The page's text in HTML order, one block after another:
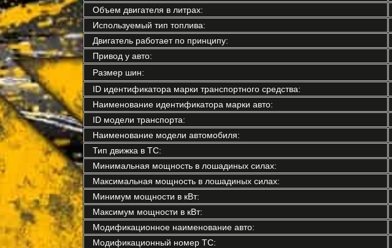
Объем двигателя в литрах:
Используемый тип топлива:
Двигатель работает по принципу:
Привод у авто:
Размер шин:
ID идентификатора марки транспортного средства:
Наименование идентификатора марки авто:
ID модели транспорта:
Наименование модели автомобиля:
Тип движка в ТС:
Минимальная мощность в лошадиных силах:
Максимальная мощность в лошадиных силах:
Минимум мощности в кВт:
Максимум мощности в кВт:
Модификационное наименование авто:
Модификационный номер ТС: